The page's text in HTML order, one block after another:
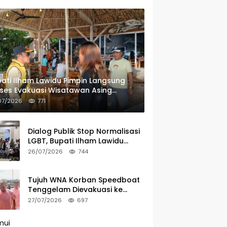
Ilham Lawidu Pimpin Langsung
Evakuasi Wisatawan Asing
Speedboat Tenggelam
2026 771
Dialog Publik Stop Normalisasi
LGBT, Bupati Ilham Lawidu
Tegaskan Komitmen Bentuk
26/07/2026 744
Tujuh WNA Korban Speedboat
Tenggelam Dievakuasi ke
Ampana
27/07/2026 697